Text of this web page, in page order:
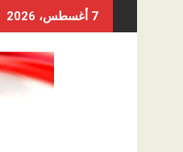
to
7 أغسطس، 2026